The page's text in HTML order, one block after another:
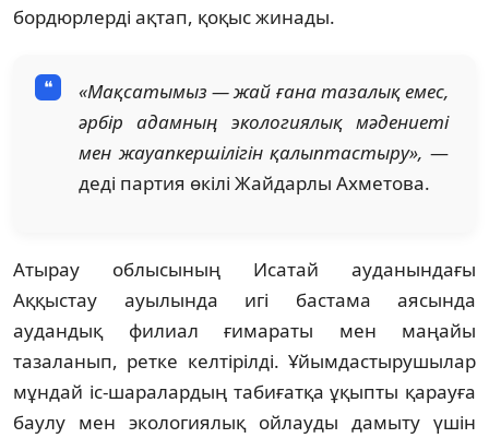
бордюрлерді ақтап, қоқыс жинады.
«Мақсатымыз — жай ғана тазалық емес,
әрбір адамның экологиялық мәдениеті
мен жауапкершілігін қалыптастыру», —
деді партия өкілі Жайдарлы Ахметова.
Атырау облысының Исатай ауданындағы
Аққыстау ауылында игі бастама аясында
аудандық филиал ғимараты мен маңайы
тазаланып, ретке келтірілді. Ұйымдастырушылар
мұндай іс-шаралардың табиғатқа ұқыпты қарауға
баулу мен экологиялық ойлауды дамыту үшін